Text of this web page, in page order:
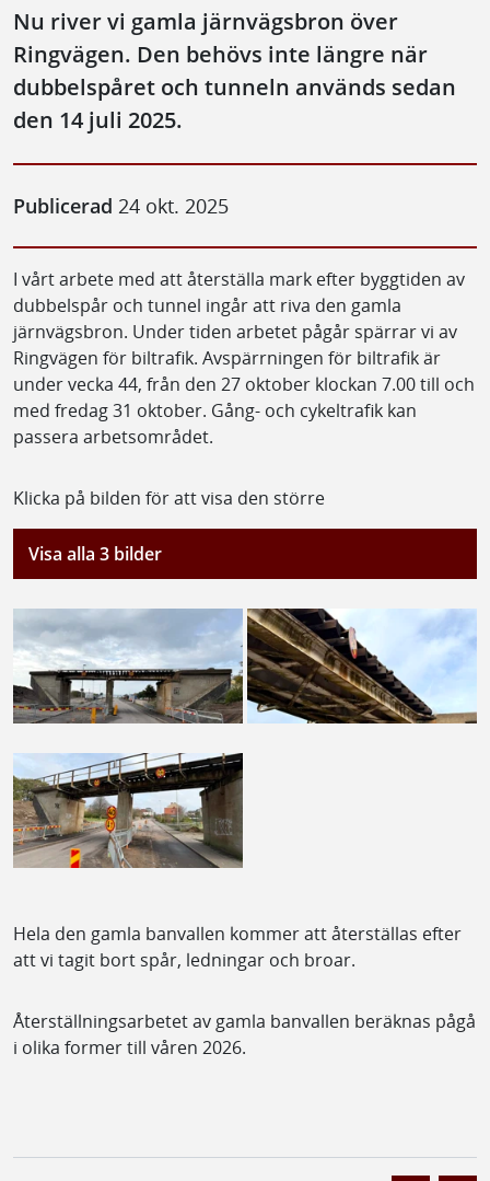
Nu river vi gamla järnvägsbron över
Ringvägen. Den behövs inte längre när
dubbelspåret och tunneln används sedan
den 14 juli 2025.
Publicerad 24 okt. 2025
I vårt arbete med att återställa mark efter byggtiden av
dubbelspår och tunnel ingår att riva den gamla
järnvägsbron. Under tiden arbetet pågår spärrar vi av
Ringvägen för biltrafik. Avspärrningen för biltrafik är
under vecka 44, från den 27 oktober klockan 7.00 till och
med fredag 31 oktober. Gång- och cykeltrafik kan
passera arbetsområdet.
Klicka på bilden för att visa den större
Visa alla 3 bilder
Hela den gamla banvallen kommer att återställas efter
att vi tagit bort spår, ledningar och broar.
Återställningsarbetet av gamla banvallen beräknas pågå
i olika former till våren 2026.